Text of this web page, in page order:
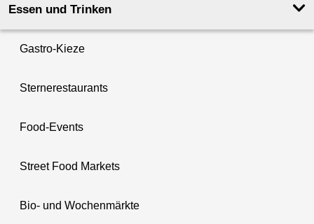
Essen und Trinken
Gastro-Kieze
Sternerestaurants
Food-Events
Street Food Markets
Bio- und Wochenmärkte